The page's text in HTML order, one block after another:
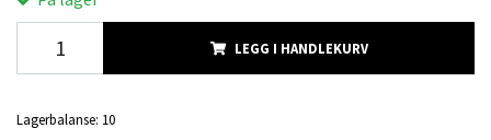
LEGG I HANDLEKURV
Lagerbalanse: 10